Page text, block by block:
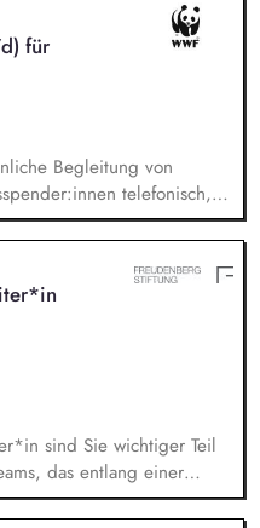
für digitale Trends,
KI. Du übernimmst die
unserer gesamten
die strategische
für
Begleitung von
telefonisch,
Gesprächen. Strategische
und der Donor
über Stewardship bis hin
Systematische
von Werbemaßnahmen,
sowie die
Veranstaltungen.
sind Sie wichtiger Teil
das entlang einer
Innovation